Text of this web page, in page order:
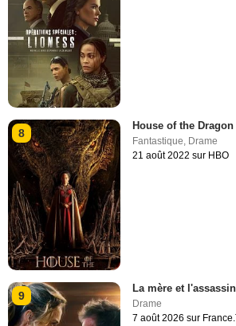
8
House of the Dragon
Fantastique, Drame
21 août 2022 sur HBO
9
La mère et l'assassin
Drame
7 août 2026 sur